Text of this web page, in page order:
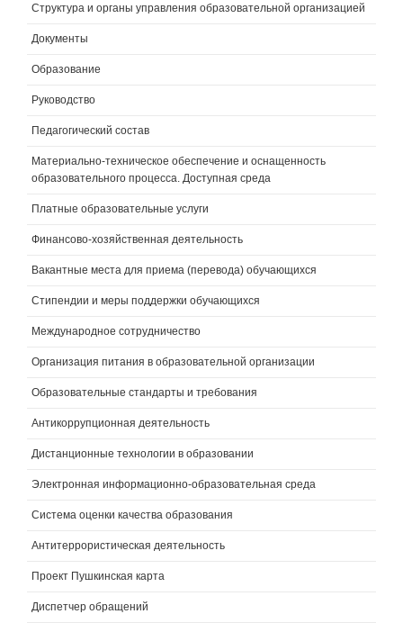
Структура и органы управления образовательной организацией
Документы
Образование
Руководство
Педагогический состав
Материально-техническое обеспечение и оснащенность
образовательного процесса. Доступная среда
Платные образовательные услуги
Финансово-хозяйственная деятельность
Вакантные места для приема (перевода) обучающихся
Стипендии и меры поддержки обучающихся
Международное сотрудничество
Организация питания в образовательной организации
Образовательные стандарты и требования
Антикоррупционная деятельность
Дистанционные технологии в образовании
Электронная информационно-образовательная среда
Система оценки качества образования
Антитеррористическая деятельность
Проект Пушкинская карта
Диспетчер обращений